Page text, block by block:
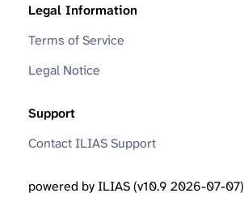
Legal Information
Terms of Service
Legal Notice
Support
Contact ILIAS Support
powered by ILIAS (v10.9 2026-07-07)